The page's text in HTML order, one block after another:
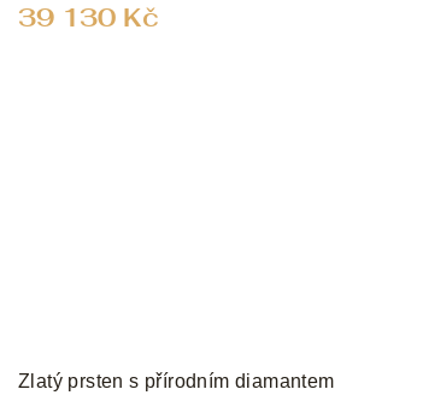
39 130 Kč
Zlatý prsten s přírodním diamantem